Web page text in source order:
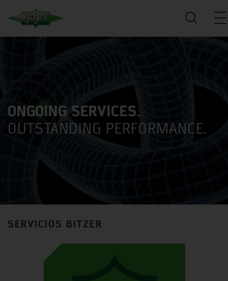
ONGOING SERVICES.
OUTSTANDING PERFORMANCE.
SERVICIOS BITZER